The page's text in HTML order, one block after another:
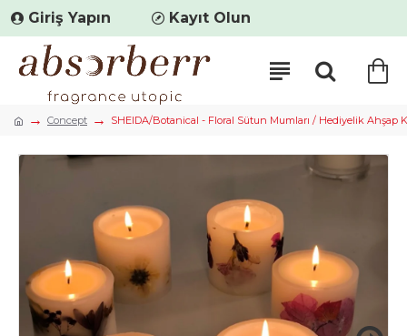
Giriş Yapın Kayıt Olun
Concept SHEIDA/Botanical - Floral Sütun Mumları / Hediyelik Ahşap